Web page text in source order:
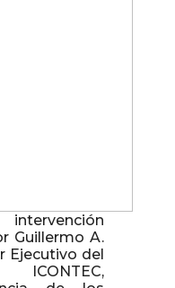
Guillermo A.
Ejecutivo del
ICONTEC,